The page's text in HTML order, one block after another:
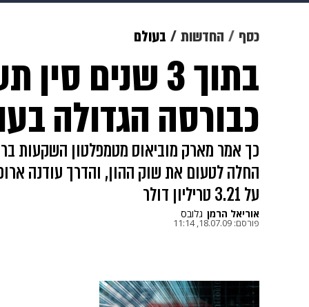
מוזיקה
דיגיטל גאווה ויוה
כסף החדשות בעולם
בתוך 3 שנים
כבורסה הגדולה
כך אמר מארק מוביאוס מטמפלטון השקעות
החלה לטעום את שוק ההון, והדרך עודנה
על 3.21 טריליון דולר
אוריאל הרמן גלובס
פורסם: 18.07.09, 11:14